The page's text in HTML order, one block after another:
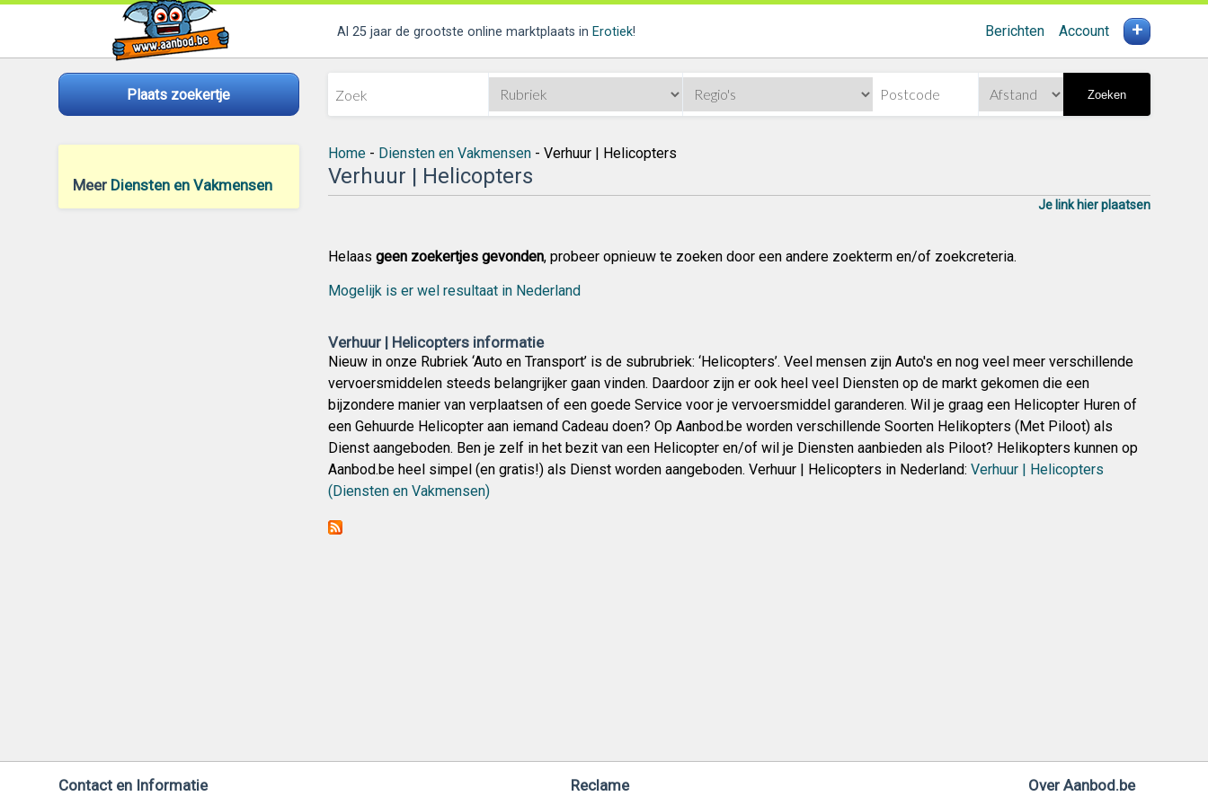
Al 25 jaar de grootste online marktplaats in Erotiek! Berichten Account +
Plaats zoekertje Zoeken
Meer Diensten en Vakmensen
Home- Diensten en Vakmensen- Verhuur | Helicopters
Verhuur | Helicopters
Je link hier plaatsen
Helaas geen zoekertjes gevonden, probeer opnieuw te zoeken door een andere zoekterm en/of zoekcreteria.
Mogelijk is er wel resultaat in Nederland
Verhuur | Helicopters informatie
Nieuw in onze Rubriek ‘Auto en Transport’ is de subrubriek: ‘Helicopters’. Veel mensen zijn Auto's en nog veel meer verschillende
vervoersmiddelen steeds belangrijker gaan vinden. Daardoor zijn er ook heel veel Diensten op de markt gekomen die een
bijzondere manier van verplaatsen of een goede Service voor je vervoersmiddel garanderen. Wil je graag een Helicopter Huren of
een Gehuurde Helicopter aan iemand Cadeau doen? Op Aanbod.be worden verschillende Soorten Helikopters (Met Piloot) als
Dienst aangeboden. Ben je zelf in het bezit van een Helicopter en/of wil je Diensten aanbieden als Piloot? Helikopters kunnen op
Aanbod.be heel simpel (en gratis!) als Dienst worden aangeboden. Verhuur | Helicopters in Nederland: Verhuur | Helicopters
(Diensten en Vakmensen)
Contact en Informatie Reclame Over Aanbod.be